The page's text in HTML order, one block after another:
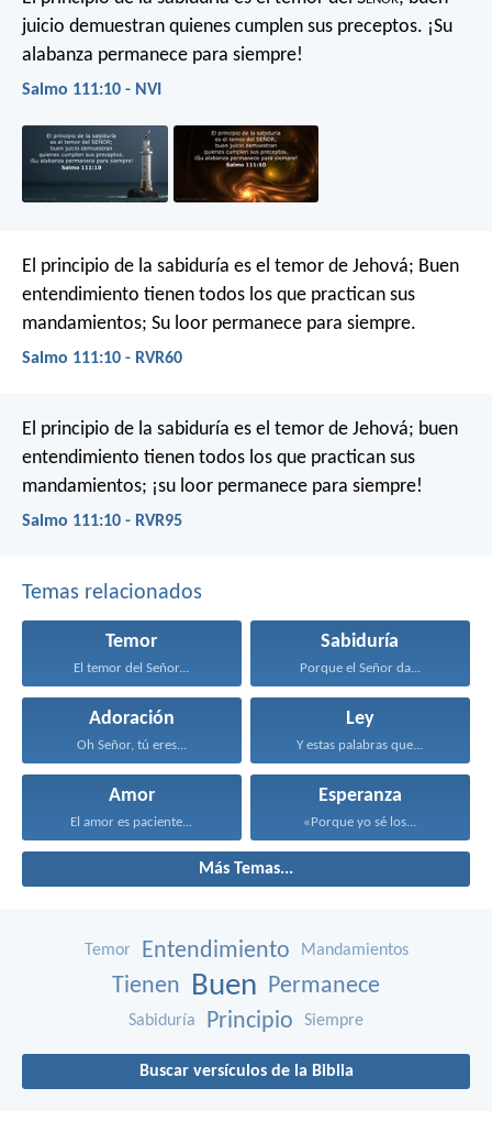
juicio demuestran quienes cumplen sus preceptos. ¡Su
alabanza permanece para siempre!
Salmo 111:10 - NVI
El principio de la sabiduría es el temor de Jehová; Buen
entendimiento tienen todos los que practican sus
mandamientos; Su loor permanece para siempre.
Salmo 111:10 - RVR60
El principio de la sabiduría es el temor de Jehová; buen
entendimiento tienen todos los que practican sus
mandamientos; ¡su loor permanece para siempre!
Salmo 111:10 - RVR95
Temas relacionados
Temor
El temor del Señor...
Sabiduría
Porque el Señor da...
Adoración
Oh Señor, tú eres...
Ley
Y estas palabras que...
Amor
El amor es paciente...
Esperanza
«Porque yo sé los...
Más Temas...
Temor Entendimiento Mandamientos
Tienen Buen Permanece
Sabiduría Principio Siempre
Buscar versículos de la Biblia